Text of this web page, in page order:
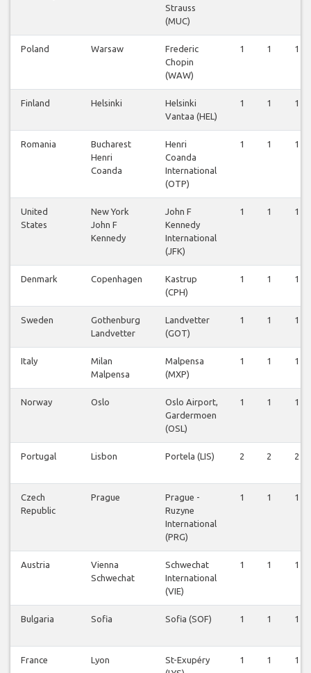
Strauss
(MUC)
Poland Warsaw
Frederic
Chopin
(WAW)
1 1 1
Finland Helsinki
Helsinki
Vantaa (HEL)
1 1 1
Romania
Bucharest
Henri
Coanda
Henri
Coanda
International
(OTP)
1 1 1
United
States
New York
John F
Kennedy
John F
Kennedy
International
(JFK)
1 1 1
Denmark Copenhagen
Kastrup
(CPH)
1 1 1
Sweden
Gothenburg
Landvetter
Landvetter
(GOT)
1 1 1
Italy
Milan
Malpensa
Malpensa
(MXP)
1 1 1
Norway Oslo
Oslo Airport,
Gardermoen
(OSL)
1 1 1
Portugal Lisbon Portela (LIS) 2 2 2
Czech
Republic
Prague
Prague -
Ruzyne
International
(PRG)
1 1 1
Austria
Vienna
Schwechat
Schwechat
International
(VIE)
1 1 1
Bulgaria Sofia Sofia (SOF) 1 1 1
France Lyon
St-Exupéry
1 1 1